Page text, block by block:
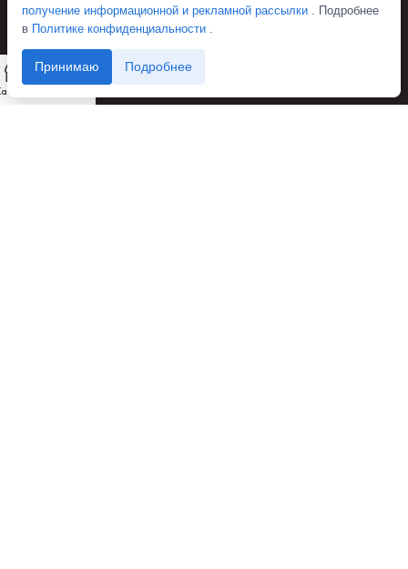
Доставка и оплата
Оферта
О нас
0
получение информационной и рекламной рассылки . Подробнее
в Политике конфиденциальности .
Принимаю Подробнее